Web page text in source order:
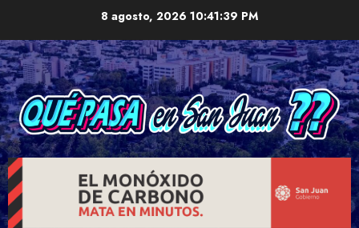
content
8 agosto, 2026 10:41:40 PM